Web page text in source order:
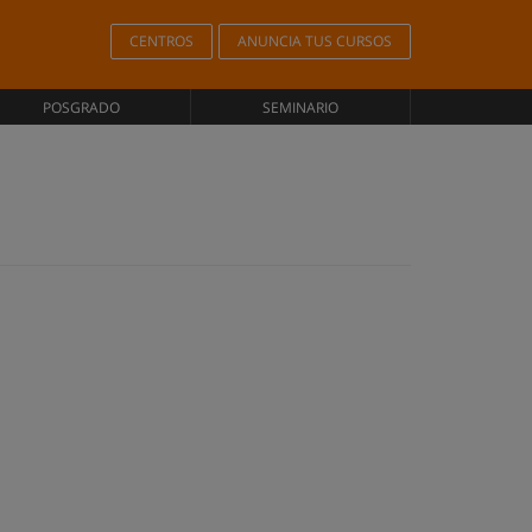
CENTROS ANUNCIA TUS CURSOS
POSGRADO SEMINARIO